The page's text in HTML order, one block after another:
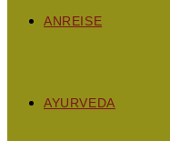
ANREISE
AYURVEDA